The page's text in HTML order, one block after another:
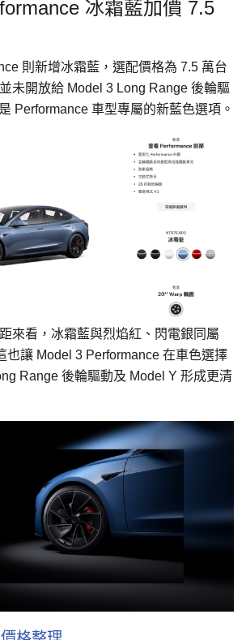
冰霜藍加價 7.5
則新增冰霜藍，選配價格為 7.5 萬台
未開放給 Model 3 Long Range 後輪驅
Performance 車型專屬的新藍色選項。
來看，冰霜藍與烈焰紅、閃電銀同屬
也讓 Model 3 Performance 在車色選擇
Range 後輪驅動及 Model Y 形成更清